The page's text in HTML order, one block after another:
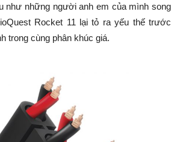
như những người anh em của mình song
Rocket 11 lại tỏ ra yếu thế trước
trong cùng phân khúc giá.